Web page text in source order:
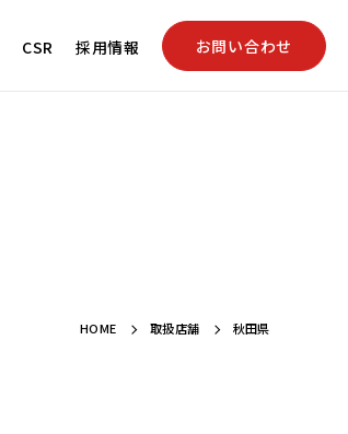
CSR 採用情報 お問い合わせ
HOME 取扱店舗 秋田県